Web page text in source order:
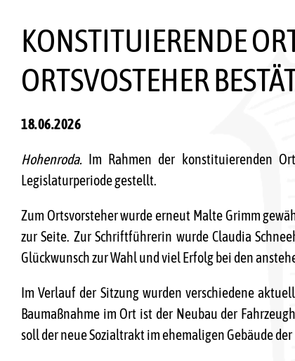
KONSTITUIERENDE
ORTSVOSTEHER
18.06.2026
Hohenroda. Im Rahmen der konstituierenden
Legislaturperiode gestellt.
Zum Ortsvorsteher wurde erneut Malte Grimm
zur Seite. Zur Schriftführerin wurde Claudia
Glückwunsch zur Wahl und viel Erfolg bei den
Im Verlauf der Sitzung wurden verschiedene
Baumaßnahme im Ort ist der Neubau der
soll der neue Sozialtrakt im ehemaligen Gebäude